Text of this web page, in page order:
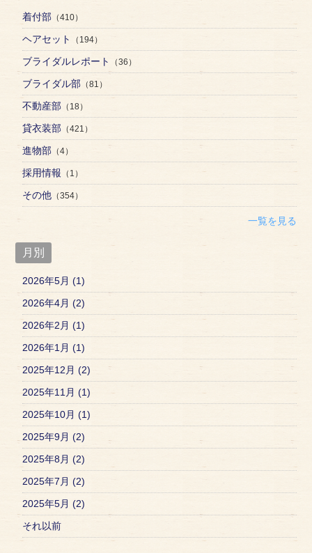
着付部 （410）
ヘアセット （194）
ブライダルレポート （36）
ブライダル部 （81）
不動産部 （18）
貸衣装部 （421）
進物部 （4）
採用情報 （1）
その他 （354）
一覧を見る
月別
2026年5月 (1)
2026年4月 (2)
2026年2月 (1)
2026年1月 (1)
2025年12月 (2)
2025年11月 (1)
2025年10月 (1)
2025年9月 (2)
2025年8月 (2)
2025年7月 (2)
2025年5月 (2)
それ以前